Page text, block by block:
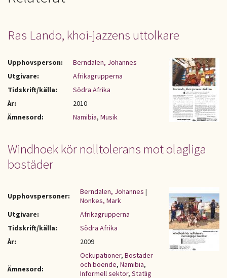
Ras Lando, khoi-jazzens uttolkare
Upphovsperson:
Berndalen, Johannes
Utgivare:
Afrikagrupperna
Tidskrift/källa:
Södra Afrika
År:
2010
Ämnesord:
Namibia, Musik
Windhoek kör nolltolerans mot olagliga
bostäder
Upphovspersoner: Berndalen, Johannes |
Nonkes, Mark
Utgivare:
Afrikagrupperna
Tidskrift/källa:
Södra Afrika
År:
2009
Ämnesord:
Ockupationer, Bostäder
och boende, Namibia,
Informell sektor, Statlig